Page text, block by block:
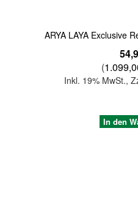
ARYA LAYA Exclusive
(
Inkl. 19% MwSt.,
In den